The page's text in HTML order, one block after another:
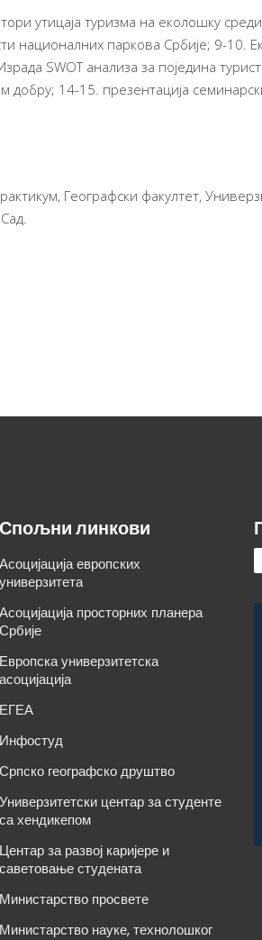
утицаја туризма на еколошку
националних паркова Србије; 9-10.
SWOT анализа за појединa
14-15. презентација
Географски факултет,
Спољни линкови
Асоцијација европских
универзитета
Асоцијација просторних планера
Србије
Европска универзитетска
асоцијација
ЕГЕА
Инфостуд
Српско географско друштво
Универзитетски центар за студенте
са хендикепом
Центар за развој каријере и
саветовање студената
Министарство просвете
Министарство науке, технолошког